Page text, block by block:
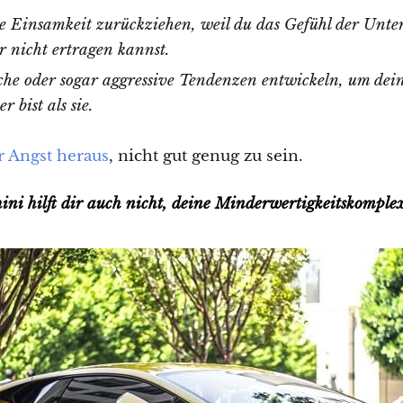
zurückziehen, weil du das Gefühl der
nicht ertragen kannst.
oder sogar aggressive Tendenzen entwickeln, um
bist als sie.
Angst heraus, nicht gut genug zu sein.
hilft dir auch nicht, deine